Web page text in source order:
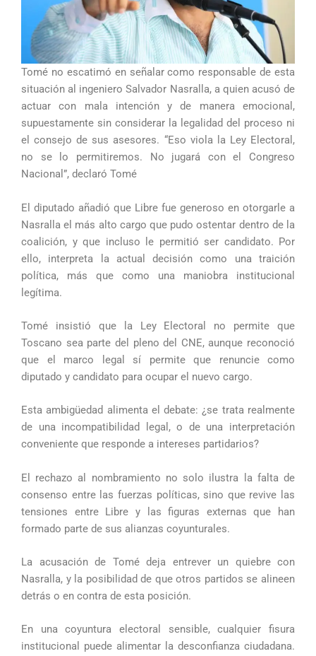
Tomé no escatimó en señalar como responsable de esta
situación al ingeniero Salvador Nasralla, a quien acusó de
actuar con mala intención y de manera emocional,
supuestamente sin considerar la legalidad del proceso ni
el consejo de sus asesores. “Eso viola la Ley Electoral,
no se lo permitiremos. No jugará con el Congreso
Nacional”, declaró Tomé
El diputado añadió que Libre fue generoso en otorgarle a
Nasralla el más alto cargo que pudo ostentar dentro de la
coalición, y que incluso le permitió ser candidato. Por
ello, interpreta la actual decisión como una traición
política, más que como una maniobra institucional
legítima.
Tomé insistió que la Ley Electoral no permite que
Toscano sea parte del pleno del CNE, aunque reconoció
que el marco legal sí permite que renuncie como
diputado y candidato para ocupar el nuevo cargo.
Esta ambigüedad alimenta el debate: ¿se trata realmente
de una incompatibilidad legal, o de una interpretación
conveniente que responde a intereses partidarios?
El rechazo al nombramiento no solo ilustra la falta de
consenso entre las fuerzas políticas, sino que revive las
tensiones entre Libre y las figuras externas que han
formado parte de sus alianzas coyunturales.
La acusación de Tomé deja entrever un quiebre con
Nasralla, y la posibilidad de que otros partidos se alineen
detrás o en contra de esta posición.
En una coyuntura electoral sensible, cualquier fisura
institucional puede alimentar la desconfianza ciudadana.